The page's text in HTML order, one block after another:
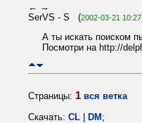
← →
SerVS - S (2002-03-21 10:27
А ты искать поиском
Посмотри на http://
Страницы: 1 вся ветка
Скачать: CL DM ;